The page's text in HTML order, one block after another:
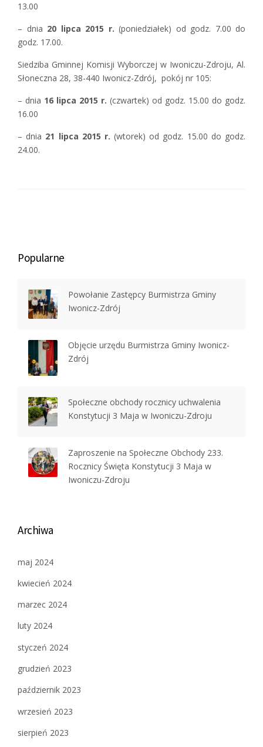
13.00
– dnia 20 lipca 2015 r. (poniedziałek) od godz. 7.00 do
godz. 17.00.
Siedziba Gminnej Komisji Wyborczej w Iwoniczu-Zdroju, Al.
Słoneczna 28, 38-440 Iwonicz-Zdrój, pokój nr 105:
– dnia 16 lipca 2015 r. (czwartek) od godz. 15.00 do godz.
16.00
– dnia 21 lipca 2015 r. (wtorek) od godz. 15.00 do godz.
24.00.
Popularne
Powołanie Zastępcy Burmistrza Gminy
Iwonicz-Zdrój
Objęcie urzędu Burmistrza Gminy Iwonicz-
Zdrój
Społeczne obchody rocznicy uchwalenia
Konstytucji 3 Maja w Iwoniczu-Zdroju
Zaproszenie na Społeczne Obchody 233.
Rocznicy Święta Konstytucji 3 Maja w
Iwoniczu-Zdroju
Archiwa
maj 2024
kwiecień 2024
marzec 2024
luty 2024
styczeń 2024
grudzień 2023
październik 2023
wrzesień 2023
sierpień 2023